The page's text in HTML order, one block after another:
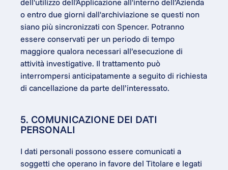
dell'utilizzo dell'Applicazione all'interno dell’Azienda
o entro due giorni dall'archiviazione se questi non
siano più sincronizzati con Spencer. Potranno
essere conservati per un periodo di tempo
maggiore qualora necessari all’esecuzione di
attività investigative. Il trattamento può
interrompersi anticipatamente a seguito di richiesta
di cancellazione da parte dell’interessato.
5. COMUNICAZIONE DEI DATI
PERSONALI
I dati personali possono essere comunicati a
soggetti che operano in favore del Titolare e legati